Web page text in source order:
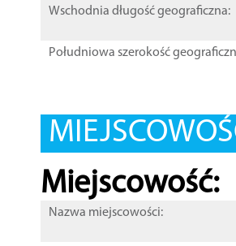
Wschodnia długość geograficzna:
Południowa szerokość
Miejscowość:
Nazwa miejscowości: